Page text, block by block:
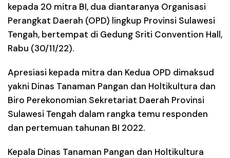
kepada 20 mitra BI, dua diantaranya Organisasi
Perangkat Daerah (OPD) lingkup Provinsi Sulawesi
Tengah, bertempat di Gedung Sriti Convention Hall,
Rabu (30/11/22).
Apresiasi kepada mitra dan Kedua OPD dimaksud
yakni Dinas Tanaman Pangan dan Holtikultura dan
Biro Perekonomian Sekretariat Daerah Provinsi
Sulawesi Tengah dalam rangka temu responden
dan pertemuan tahunan BI 2022.
Kepala Dinas Tanaman Pangan dan Holtikultura